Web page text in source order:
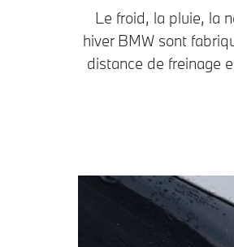
Le froid, la pluie, la
hiver BMW sont
distance de freinage